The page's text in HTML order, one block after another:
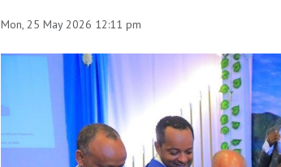
Mon, 25 May 2026 12:11 pm